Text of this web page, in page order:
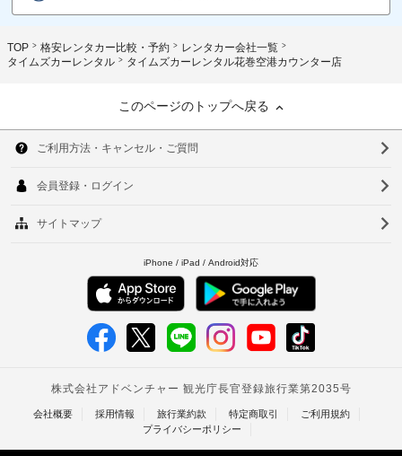
TOP 格安レンタカー比較・予約
レンタカー会社一覧
タイムズカーレンタル
タイムズカーレンタル花巻空港カウンター店
このページのトップへ戻る